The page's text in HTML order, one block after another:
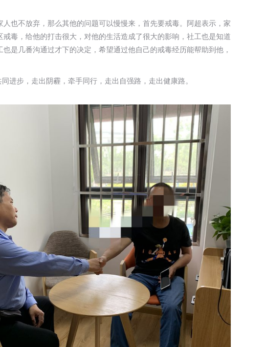
也不放弃，那么其他的问题可以慢慢来，首先要戒毒。阿超表示，家
毒，给他的打击很大，对他的生活造成了很大的影响，社工也是知道
是几番沟通过才下的决定，希望通过他自己的戒毒经历能帮助到他，
进步，走出阴霾，牵手同行，走出自强路，走出健康路。